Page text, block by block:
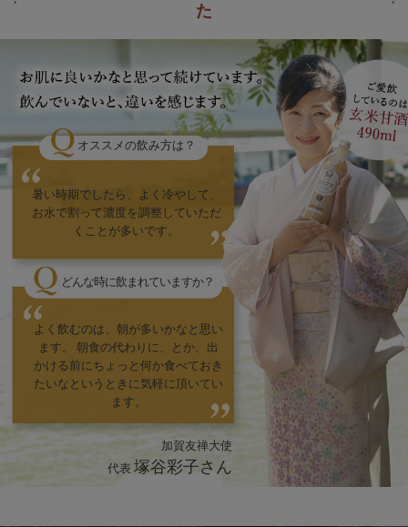
た
オススメの飲み方は？
暑い時期でしたら、よく冷やして、
お水で割って濃度を調整していただ
くことが多いです。
どんな時に飲まれていますか？
よく飲むのは、朝が多いかなと思い
ます。
朝食の代わりに、とか、出
かける前にちょっと何か食べておき
たいなというときに気軽に頂いてい
ます。
加賀友禅大使
代表塚谷彩子さん